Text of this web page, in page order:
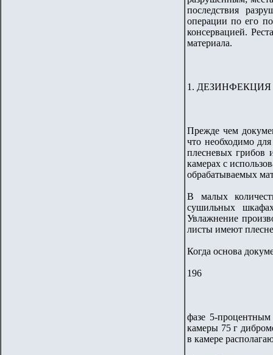
последствия
операции по его
консервацией.
материала.
1.
Прежде чем
что необходимо
плесневых грибов
камерах с
обрабатываемых
В малых
сушильных
Увлажнение
листы имеют
Когда основа
196
фазе 5-
камеры 75 г
в камере